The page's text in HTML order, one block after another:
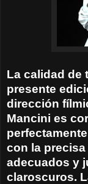
La calidad de
presente
dirección
Mancini es
con la
adecuados y
claroscuros.